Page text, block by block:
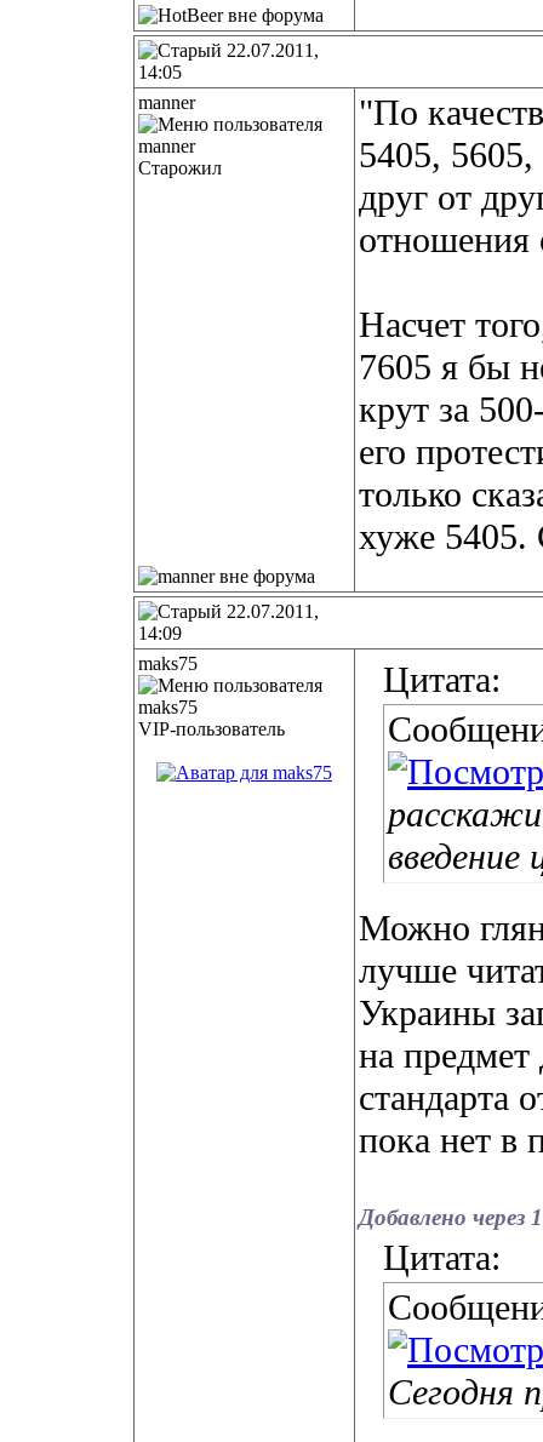
22.07.2011,
14:05
manner
Старожил
"По
5405,
друг от
Насчет
7605 я бы
крут за
его
только
хуже 5405.
22.07.2011,
14:09
maks75
VIP-пользователь
Цитата:
Можно
лучше
Украины
на предмет
стандарта
пока нет в
Добавлено через
Цитата:
Сегодня